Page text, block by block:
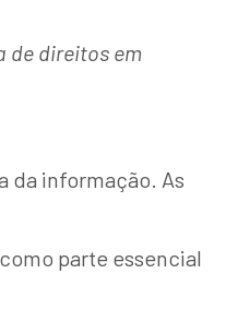
de direitos em
da informação. As
parte essencial